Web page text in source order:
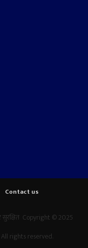
Contact us
सुरक्षित Copyright © 2025
rights reserved.